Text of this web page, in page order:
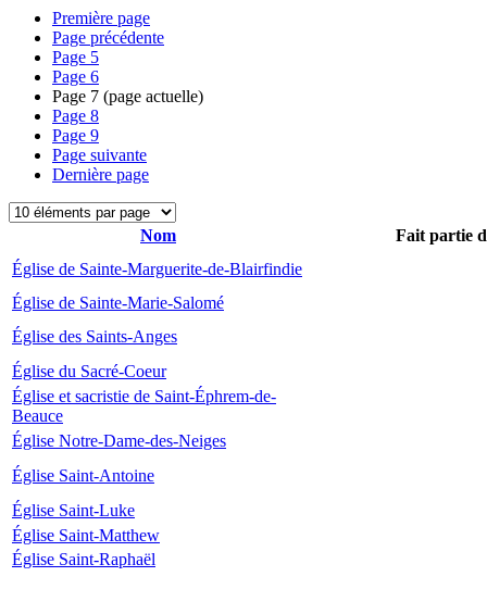
Première page
Page précédente
Page 5
Page 6
Page 7 (page actuelle)
Page 8
Page 9
Page suivante
Dernière page
Nom
Fait partie
Église de Sainte-Marguerite-de-Blairfindie
Église de Sainte-Marie-Salomé
Église des Saints-Anges
Église du Sacré-Coeur
Église et sacristie de Saint-Éphrem-de-
Beauce
Église Notre-Dame-des-Neiges
Église Saint-Antoine
Église Saint-Luke
Église Saint-Matthew
Église Saint-Raphaël